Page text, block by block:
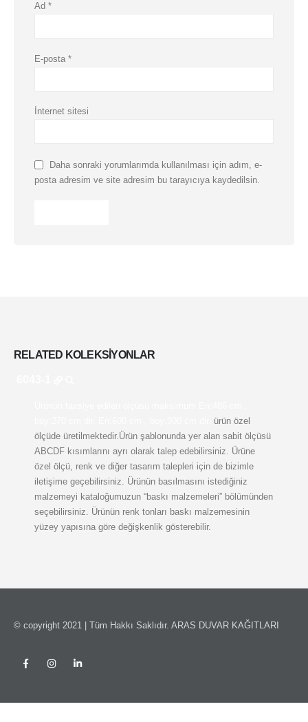
Ad *
E-posta *
İnternet sitesi
Daha sonraki yorumlarımda kullanılması için adım, e-
posta adresim ve site adresim bu tarayıcıya kaydedilsin.
RELATED KOLEKSIYONLAR
ürün özel
ölçüde üretilmektedir.Ürün şablonunda yer alan sabit ölçüsü
ABCDF kısımlarını ayrı olarak talep edebilirsiniz. Ürüne
özel ölçü, renk ve diğer tasarım talepleri için de bizimle
iletişime geçebilirsiniz. Ürünün basılmasını istediğiniz
malzemeyi kataloğumuzun “baskı malzemeleri” bölümünden
seçebilirsiniz. Ürünün renk tonları baskı malzemesinin
yüzey yapısına göre değişkenlik gösterebilir.
© copyright 2021 | Tüm Hakkı Saklıdır. ARAS DUVAR KAĞITLARI